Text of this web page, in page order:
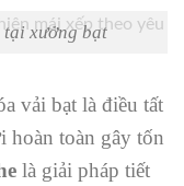
tại xưởng bạt
vải bạt là điều tất
hoàn toàn gây tốn
là giải pháp tiết